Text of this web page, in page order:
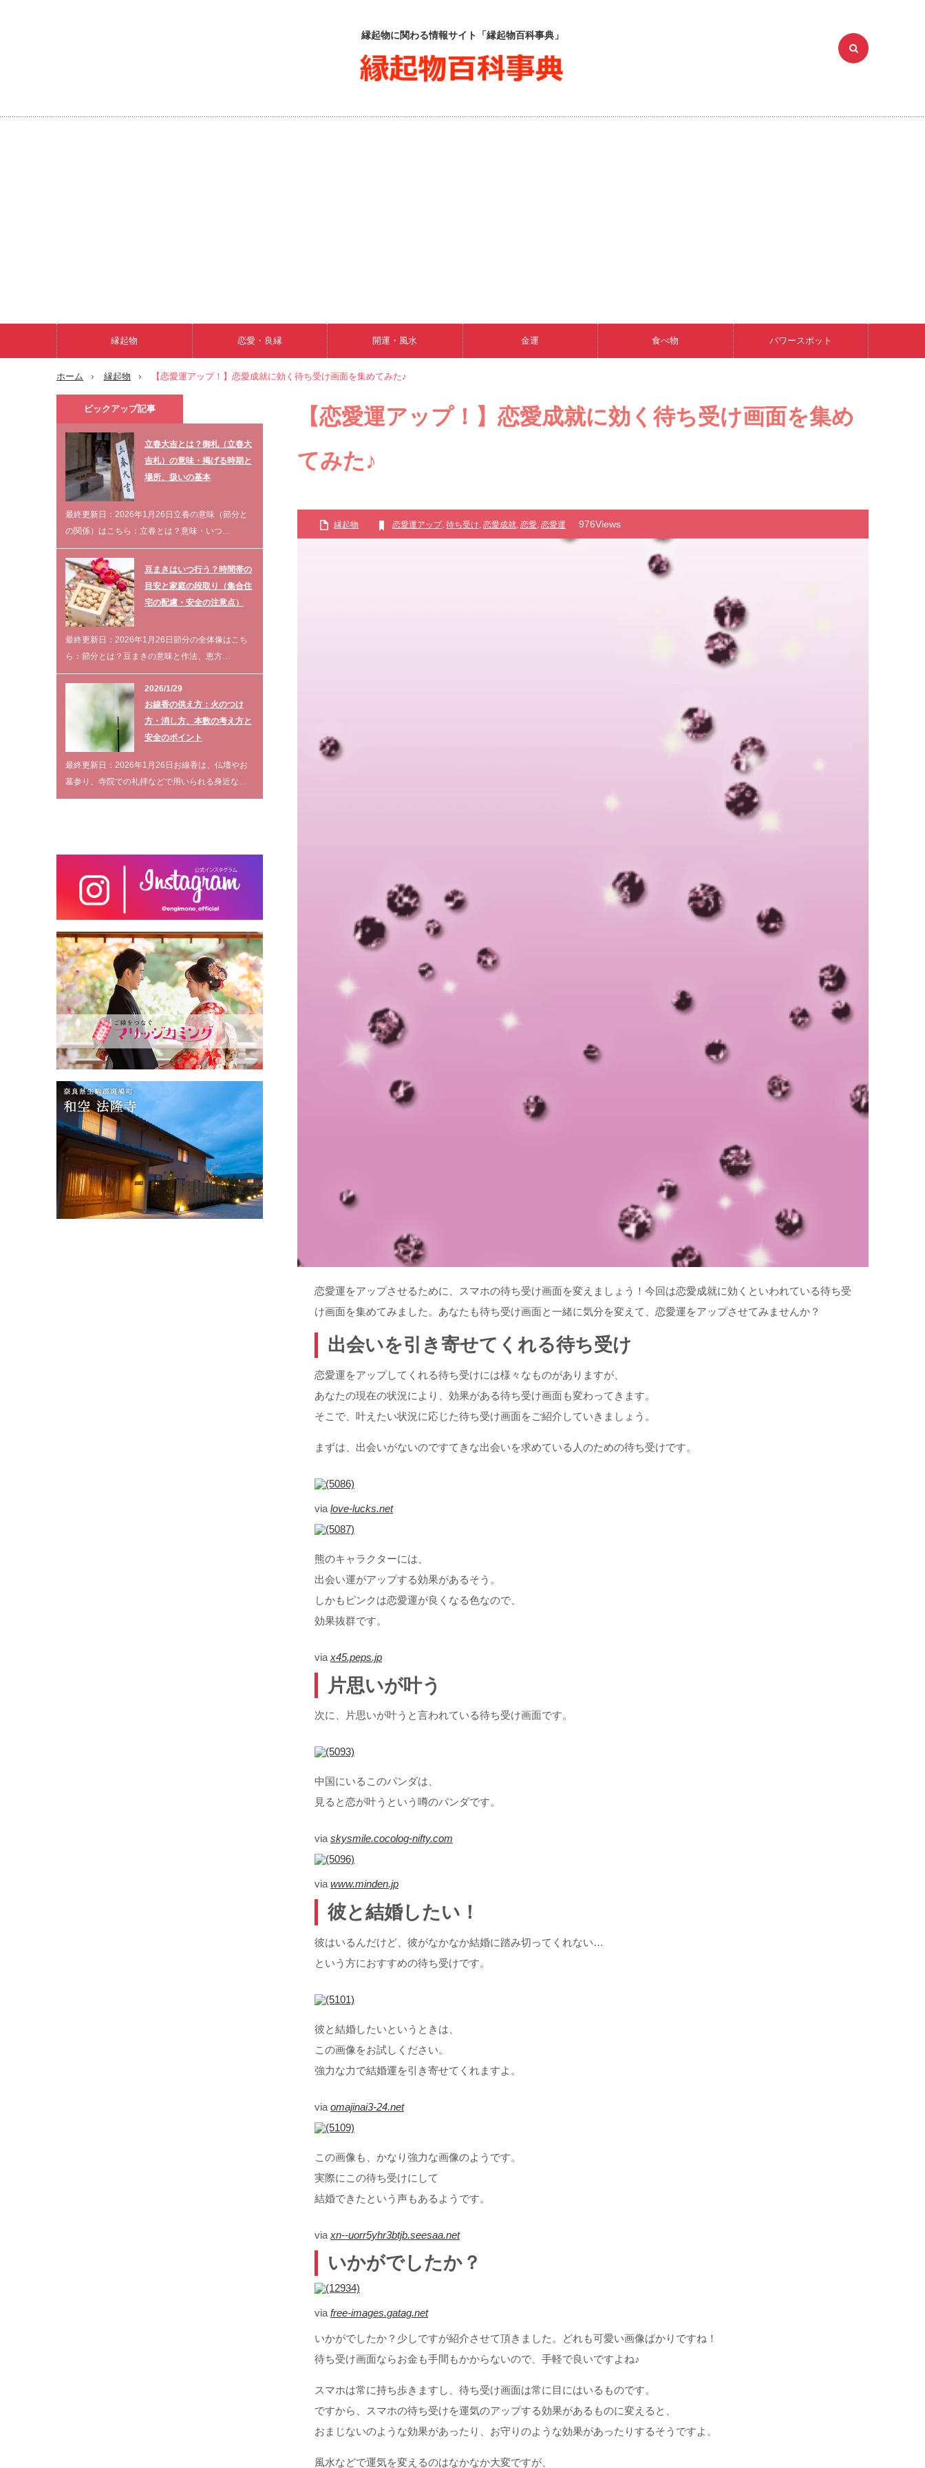
縁起物に関わる情報サイト「縁起物百科事典」
縁起物 恋愛・良縁 開運・風水 金運 食べ物 パワースポット
ホーム 縁起物 【恋愛運アップ！】恋愛成就に効く待ち受け画面を集めてみた♪
【恋愛運アップ！】恋愛成就に効く待ち受け画面を集め
てみた♪
縁起物 恋愛運アップ, 待ち受け, 恋愛成就, 恋愛, 恋愛運 976Views
恋愛運をアップさせるために、スマホの待ち受け画面を変えましょう！今回は恋愛成就に効くといわれている待ち受
け画面を集めてみました。あなたも待ち受け画面と一緒に気分を変えて、恋愛運をアップさせてみませんか？
出会いを引き寄せてくれる待ち受け
恋愛運をアップしてくれる待ち受けには様々なものがありますが、
あなたの現在の状況により、効果がある待ち受け画面も変わってきます。
そこで、叶えたい状況に応じた待ち受け画面をご紹介していきましょう。
まずは、出会いがないのですてきな出会いを求めている人のための待ち受けです。
via love-lucks.net
熊のキャラクターには、
出会い運がアップする効果があるそう。
しかもピンクは恋愛運が良くなる色なので、
効果抜群です。
via x45.peps.jp
片思いが叶う
次に、片思いが叶うと言われている待ち受け画面です。
中国にいるこのパンダは、
見ると恋が叶うという噂のパンダです。
via skysmile.cocolog-nifty.com
via www.minden.jp
彼と結婚したい！
彼はいるんだけど、彼がなかなか結婚に踏み切ってくれない…
という方におすすめの待ち受けです。
彼と結婚したいというときは、
この画像をお試しください。
強力な力で結婚運を引き寄せてくれますよ。
via omajinai3-24.net
この画像も、かなり強力な画像のようです。
実際にこの待ち受けにして
結婚できたという声もあるようです。
via xn--uorr5yhr3btjb.seesaa.net
いかがでしたか？
via free-images.gatag.net
いかがでしたか？少しですが紹介させて頂きました。どれも可愛い画像ばかりですね！
待ち受け画面ならお金も手間もかからないので、手軽で良いですよね♪
スマホは常に持ち歩きますし、待ち受け画面は常に目にはいるものです。
ですから、スマホの待ち受けを運気のアップする効果があるものに変えると、
おまじないのような効果があったり、お守りのような効果があったりするそうですよ。
風水などで運気を変えるのはなかなか大変ですが、
ピックアップ記事
立春大吉とは？御札（立春大
吉札）の意味・掲げる時期と
場所、扱いの基本
最終更新日：2026年1月26日立春の意味（節分と
の関係）はこちら：立春とは？意味・いつ…
豆まきはいつ行う？時間帯の
目安と家庭の段取り（集合住
宅の配慮・安全の注意点）
最終更新日：2026年1月26日節分の全体像はこち
ら：節分とは？豆まきの意味と作法、恵方…
2026/1/29
お線香の供え方：火のつけ
方・消し方、本数の考え方と
安全のポイント
最終更新日：2026年1月26日お線香は、仏壇やお
墓参り、寺院での礼拝などで用いられる身近な…